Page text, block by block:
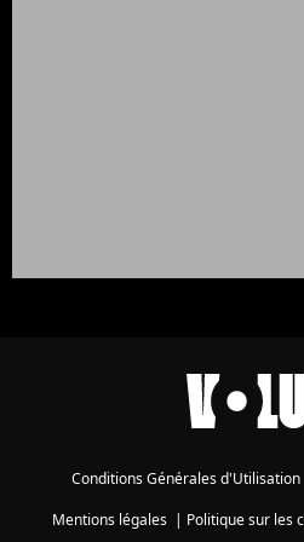
Conditions Générales d'Utilisation
Mentions légales| Politique sur les